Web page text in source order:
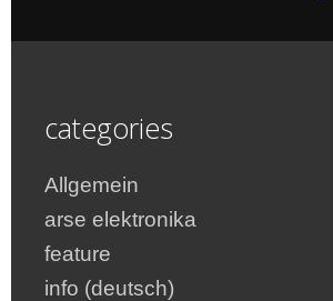
categories
Allgemein
arse elektronika
feature
info (deutsch)